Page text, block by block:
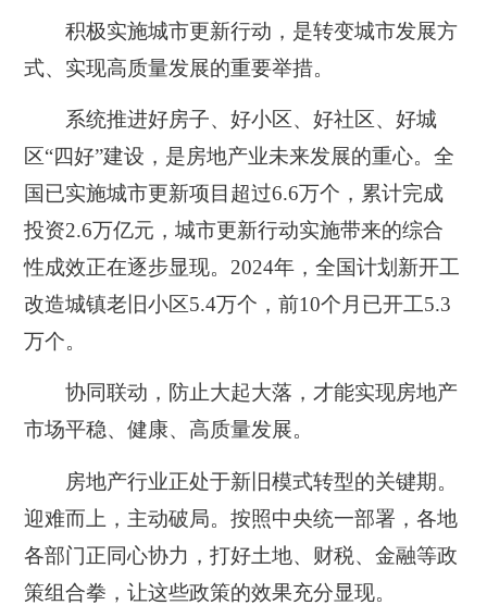
积极实施城市更新行动，是转变城市发展方
式、实现高质量发展的重要举措。
系统推进好房子、好小区、好社区、好城
区“四好”建设，是房地产业未来发展的重心。全
国已实施城市更新项目超过6.6万个，累计完成
投资2.6万亿元，城市更新行动实施带来的综合
性成效正在逐步显现。2024年，全国计划新开工
改造城镇老旧小区5.4万个，前10个月已开工5.3
万个。
协同联动，防止大起大落，才能实现房地产
市场平稳、健康、高质量发展。
房地产行业正处于新旧模式转型的关键期。
迎难而上，主动破局。按照中央统一部署，各地
各部门正同心协力，打好土地、财税、金融等政
策组合拳，让这些政策的效果充分显现。